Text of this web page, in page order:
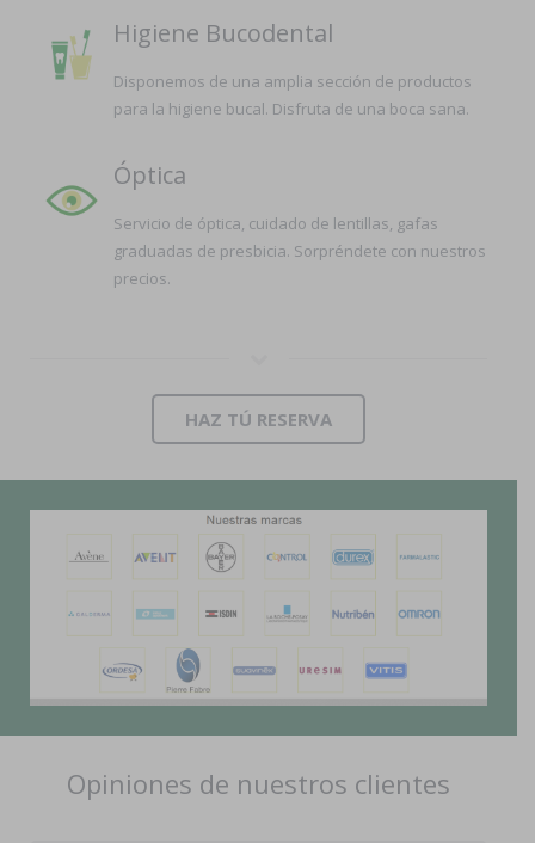
Higiene Bucodental
Disponemos de una amplia sección de productos
para la higiene bucal. Disfruta de una boca sana.
Óptica
Servicio de óptica, cuidado de lentillas, gafas
graduadas de presbicia. Sorpréndete con nuestros
precios.
HAZ TÚ RESERVA
Opiniones de nuestros clientes